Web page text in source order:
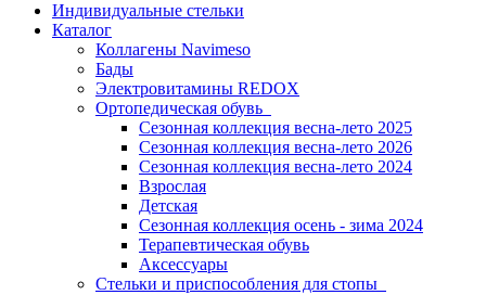
Индивидуальные стельки
Каталог
Коллагены Navimeso
Бады
Электровитамины REDOX
Ортопедическая обувь
Сезонная коллекция весна-лето 2025
Сезонная коллекция весна-лето 2026
Сезонная коллекция весна-лето 2024
Взрослая
Детская
Сезонная коллекция осень - зима 2024
Терапевтическая обувь
Аксессуары
Стельки и приспособления для стопы